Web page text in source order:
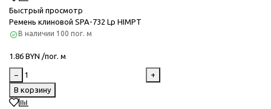
Быстрый просмотр
Ремень клиновой SPA-732 Lp HIMPT
В наличии 100 пог. м
1.86 BYN /пог. м
−
+
В корзину